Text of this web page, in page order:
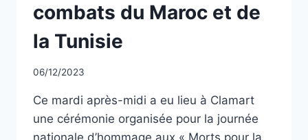
combats du Maroc et de
la Tunisie
Par
06/12/2023
Ce mardi après-midi a eu lieu à Clamart
une cérémonie organisée pour la journée
nationale d’hommage aux « Morts pour la